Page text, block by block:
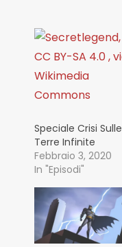
Speciale Crisi Sulle
Terre Infinite
Febbraio 3, 2020
In "Episodi"